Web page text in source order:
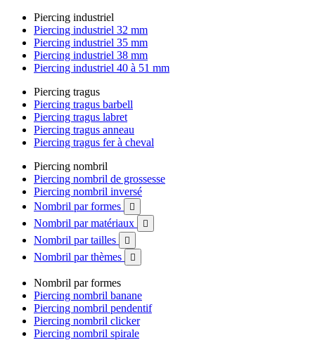
Piercing industriel
Piercing industriel 32 mm
Piercing industriel 35 mm
Piercing industriel 38 mm
Piercing industriel 40 à 51 mm
Piercing tragus
Piercing tragus barbell
Piercing tragus labret
Piercing tragus anneau
Piercing tragus fer à cheval
Piercing nombril
Piercing nombril de grossesse
Piercing nombril inversé
Nombril par formes

Nombril par matériaux 
Nombril par tailles 
Nombril par thèmes 
Nombril par formes
Piercing nombril banane
Piercing nombril pendentif
Piercing nombril clicker
Piercing nombril spirale